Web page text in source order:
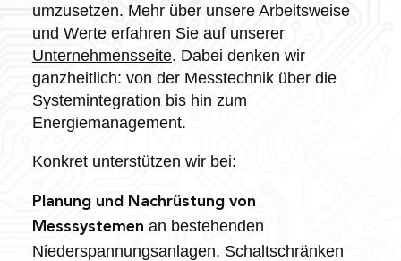
umzusetzen. Mehr über unsere Arbeitsweise
und Werte erfahren Sie auf unserer
Unternehmensseite. Dabei denken wir
ganzheitlich: von der Messtechnik über die
Systemintegration bis hin zum
Energiemanagement.
Konkret unterstützen wir bei:
Planung und Nachrüstung von
Messsystemen an bestehenden
Niederspannungsanlagen, Schaltschränken